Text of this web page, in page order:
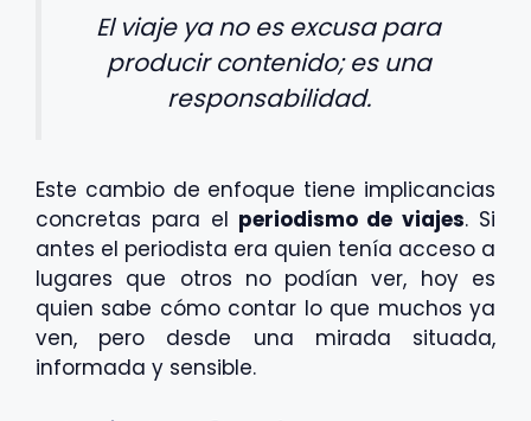
El viaje ya no es excusa para
producir contenido; es una
responsabilidad.
Este cambio de enfoque tiene implicancias
concretas para el periodismo de viajes. Si
antes el periodista era quien tenía acceso a
lugares que otros no podían ver, hoy es
quien sabe cómo contar lo que muchos ya
ven, pero desde una mirada situada,
informada y sensible.